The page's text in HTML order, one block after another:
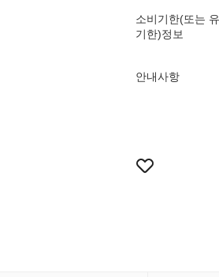
소비기한(또는
기한)정보
안내사항